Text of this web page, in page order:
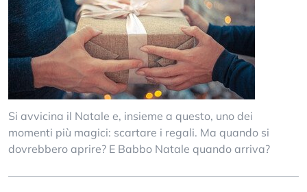
Si avvicina il Natale e, insieme a questo, uno dei
momenti più magici: scartare i regali. Ma quando si
dovrebbero aprire? E Babbo Natale quando arriva?